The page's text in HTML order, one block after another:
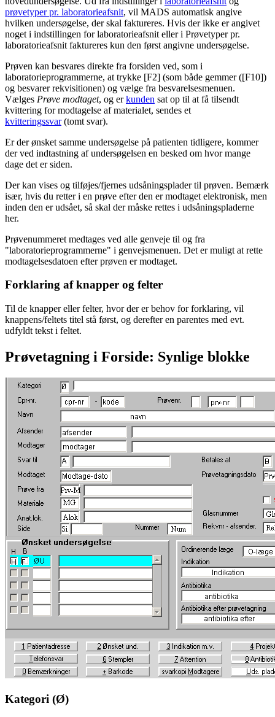
prøvetyper pr. laboratorieafsnit, vil MADS automatisk angive
hvilken undersøgelse, der skal faktureres. Hvis der ikke er angivet
noget i indstillingen for laboratorieafsnit eller i Prøvetyper pr.
laboratorieafsnit faktureres kun den først angivne undersøgelse.
Prøven kan besvares direkte fra forsiden ved, som i
laboratorieprogrammerne, at trykke [F2] (som både gemmer ([F10])
og besvarer rekvisitionen) og vælge fra besvarelsesmenuen.
Vælges Prøve modtaget, og erkunden sat op til at få tilsendt
kvittering for modtagelse af materialet, sendes et
kvitteringssvar(tomt svar).
Er der ønsket samme undersøgelse på patienten tidligere, kommer
der ved indtastning af undersøgelsen en besked om hvor mange
dage det er siden.
Der kan vises og tilføjes/fjernes udsåningsplader til prøven. Bemærk
især, hvis du retter i en prøve efter den er modtaget elektronisk, men
inden den er udsået, så skal der måske rettes i udsåningspladerne
her.
Prøvenummeret medtages ved alle genveje til og fra
"laboratorieprogrammerne" i genvejsmenuen. Det er muligt at rette
modtagelsesdatoen efter prøven er modtaget.
Forklaring af knapper og felter
Til de knapper eller felter, hvor der er behov for forklaring, vil
knappens/feltets titel stå først, og derefter en parentes med evt.
udfyldt tekst i feltet.
Prøvetagning i Forside: Synlige blokke
Kategori (Ø)